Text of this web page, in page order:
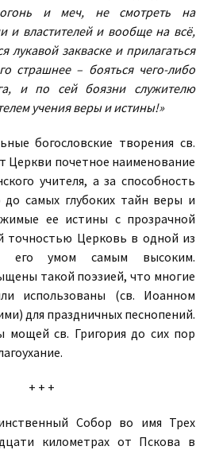
и меч, не смотреть на
и властителей и вообще на всё,
лукавой закваске и прилагаться
страшнее – бояться чего-либо
и по сей боязни служителю
учения веры и истины!»
богословские творения св.
Церкви почетное наименование
учителя, а за способность
самых глубоких тайн веры и
ее истины с прозрачной
точностью Церковь в одной из
его умом самым высоким.
такой поэзией, что многие
использованы (св. Иоанном
для праздничных песнопений.
мощей св. Григория до сих пор
+ + +
Собор во имя Трех
километрах от Пскова в